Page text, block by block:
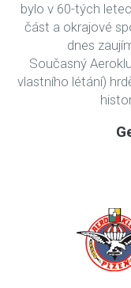
bylo v 60-tých
část a okrajové
dnes
Současný
vlastního létání)